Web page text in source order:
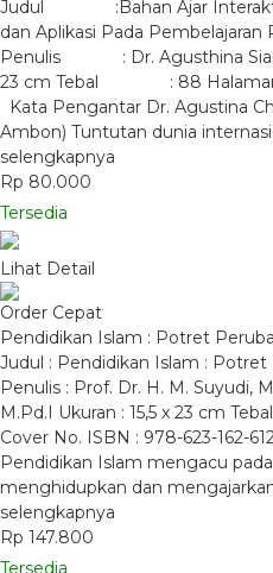
Judul :Bahan Ajar Interaktif
dan Aplikasi Pada
Penulis : Dr. Agusthina
23 cm Tebal : 88 Halaman
Kata Pengantar Dr. Agustina
Ambon) Tuntutan dunia
selengkapnya
Rp 80.000
Tersedia
Lihat Detail
Order Cepat
Pendidikan Islam : Potret
Judul : Pendidikan Islam :
Penulis : Prof. Dr. H. M. Suyudi,
M.Pd.I Ukuran : 15,5 x 23 cm
Cover No. ISBN : 978-623-162-
Pendidikan Islam mengacu
menghidupkan dan
selengkapnya
Rp 147.800
Tersedia